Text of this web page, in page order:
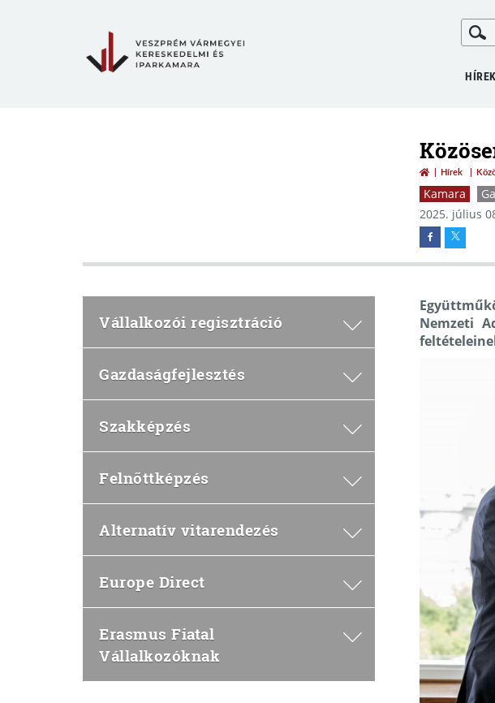
HÍREK
Hírek
Kamara
2025. július
Vállalkozói regisztráció
Gazdaságfejlesztés
Szakképzés
Felnőttképzés
Alternatív vitarendezés
Europe Direct
Erasmus Fiatal
Vállalkozóknak
Nemzeti